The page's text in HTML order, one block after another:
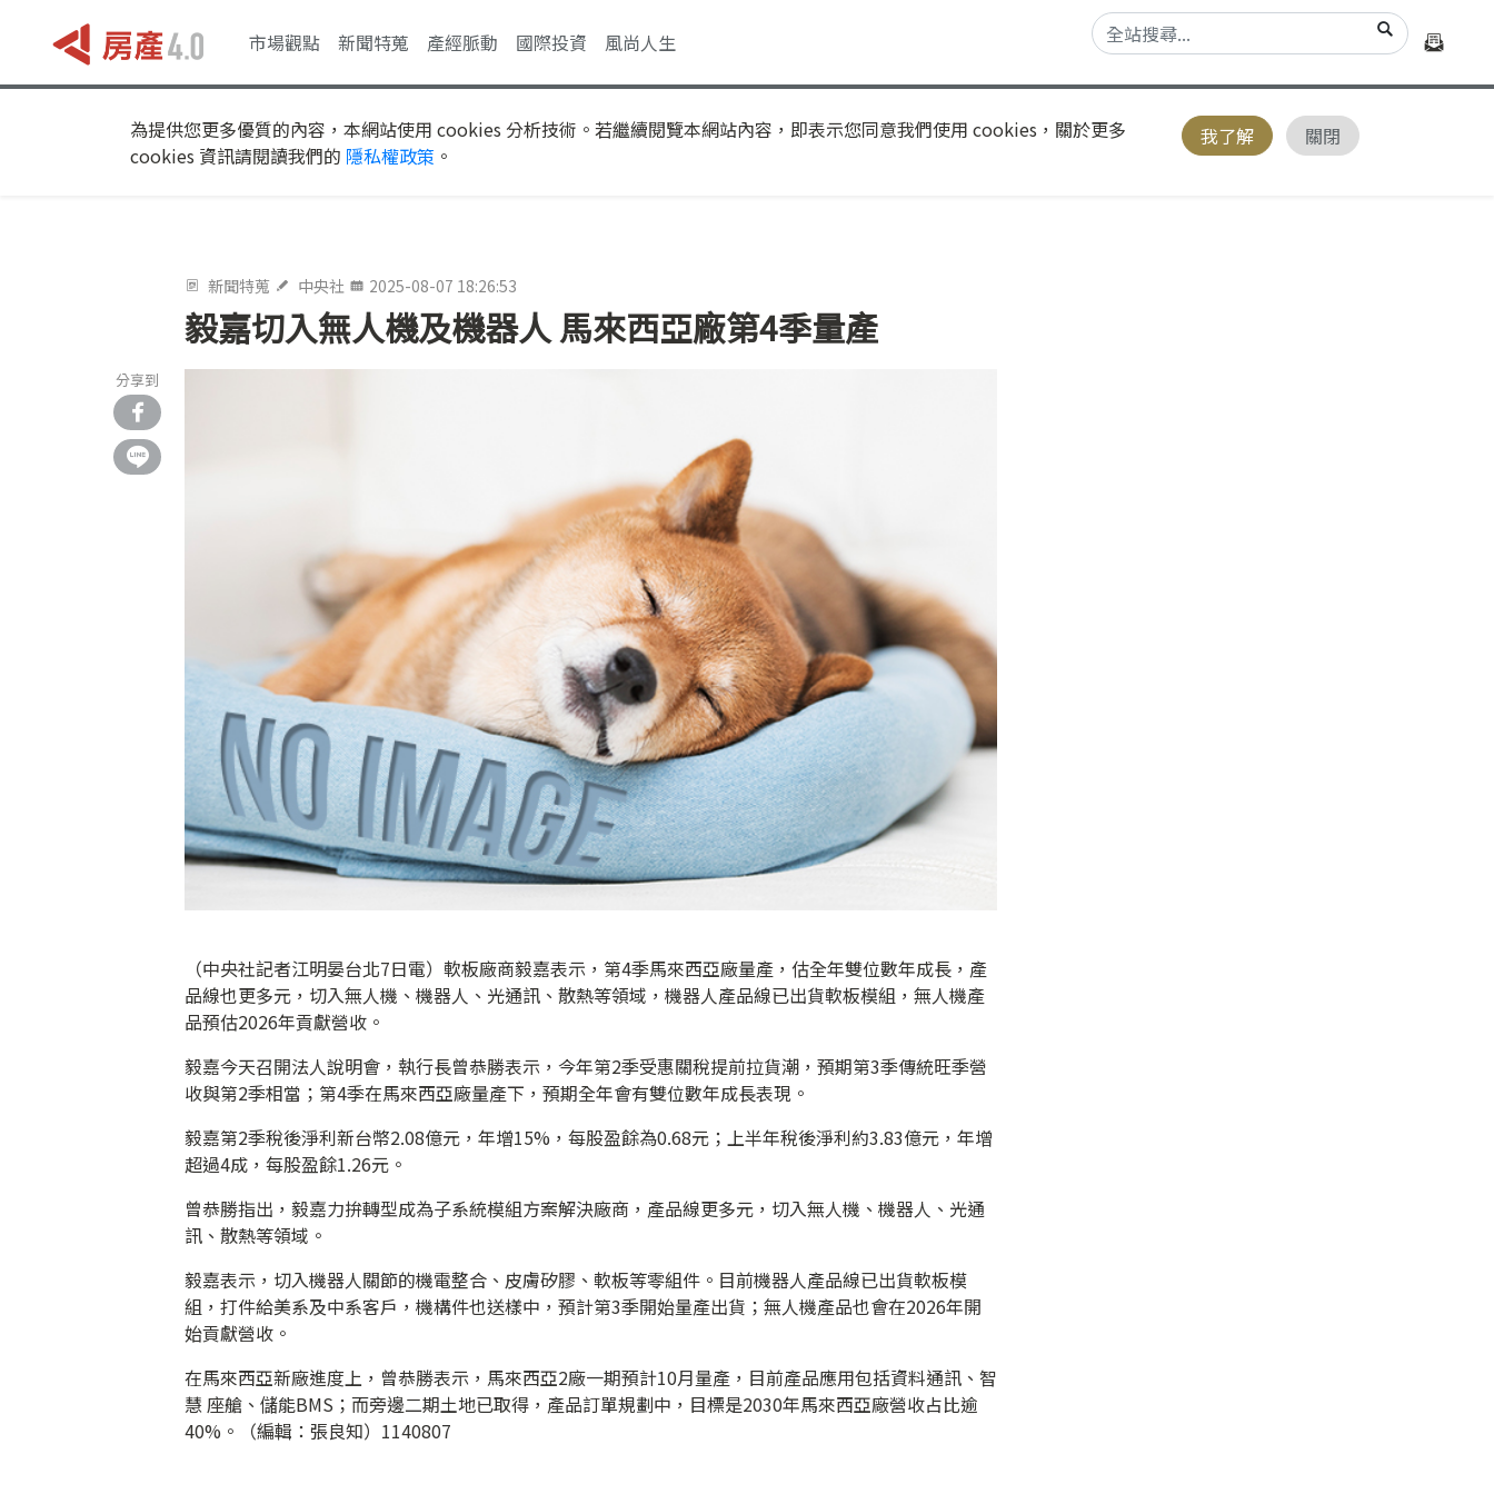
市場觀點 新聞特蒐 產經脈動 國際投資 風尚人生
為提供您更多優質的內容，本網站使用 cookies 分析技術。若繼續閱覽本網站內容，即表示您同意我們使用 cookies，關於更多
cookies 資訊請閱讀我們的 隱私權政策 。
我了解 關閉
新聞特蒐 中央社 2025-08-07 18:26:53
毅嘉切入無人機及機器人 馬來西亞廠第4季量產
分享到
（中央社記者江明晏台北7日電）軟板廠商毅嘉表示，第4季馬來西亞廠量產，估全年雙位數年成長，產
品線也更多元，切入無人機、機器人、光通訊、散熱等領域，機器人產品線已出貨軟板模組，無人機產
品預估2026年貢獻營收。
毅嘉今天召開法人說明會，執行長曾恭勝表示，今年第2季受惠關稅提前拉貨潮，預期第3季傳統旺季營
收與第2季相當；第4季在馬來西亞廠量產下，預期全年會有雙位數年成長表現。
毅嘉第2季稅後淨利新台幣2.08億元，年增15%，每股盈餘為0.68元；上半年稅後淨利約3.83億元，年增
超過4成，每股盈餘1.26元。
曾恭勝指出，毅嘉力拚轉型成為子系統模組方案解決廠商，產品線更多元，切入無人機、機器人、光通
訊、散熱等領域。
毅嘉表示，切入機器人關節的機電整合、皮膚矽膠、軟板等零組件。目前機器人產品線已出貨軟板模
組，打件給美系及中系客戶，機構件也送樣中，預計第3季開始量產出貨；無人機產品也會在2026年開
始貢獻營收。
在馬來西亞新廠進度上，曾恭勝表示，馬來西亞2廠一期預計10月量產，目前產品應用包括資料通訊、智
慧 座艙、儲能BMS；而旁邊二期土地已取得，產品訂單規劃中，目標是2030年馬來西亞廠營收占比逾
40%。（編輯：張良知）1140807